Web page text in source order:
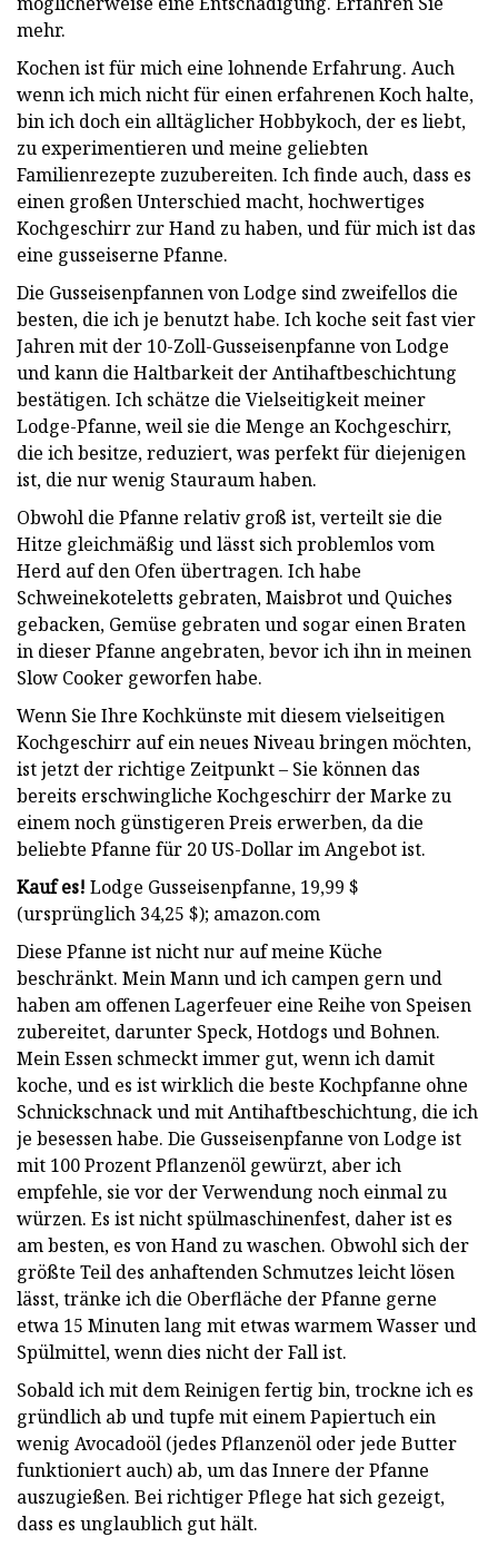
mehr.
Kochen ist für mich eine lohnende Erfahrung. Auch
wenn ich mich nicht für einen erfahrenen Koch halte,
bin ich doch ein alltäglicher Hobbykoch, der es liebt,
zu experimentieren und meine geliebten
Familienrezepte zuzubereiten. Ich finde auch, dass es
einen großen Unterschied macht, hochwertiges
Kochgeschirr zur Hand zu haben, und für mich ist das
eine gusseiserne Pfanne.
Die Gusseisenpfannen von Lodge sind zweifellos die
besten, die ich je benutzt habe. Ich koche seit fast vier
Jahren mit der 10-Zoll-Gusseisenpfanne von Lodge
und kann die Haltbarkeit der Antihaftbeschichtung
bestätigen. Ich schätze die Vielseitigkeit meiner
Lodge-Pfanne, weil sie die Menge an Kochgeschirr,
die ich besitze, reduziert, was perfekt für diejenigen
ist, die nur wenig Stauraum haben.
Obwohl die Pfanne relativ groß ist, verteilt sie die
Hitze gleichmäßig und lässt sich problemlos vom
Herd auf den Ofen übertragen. Ich habe
Schweinekoteletts gebraten, Maisbrot und Quiches
gebacken, Gemüse gebraten und sogar einen Braten
in dieser Pfanne angebraten, bevor ich ihn in meinen
Slow Cooker geworfen habe.
Wenn Sie Ihre Kochkünste mit diesem vielseitigen
Kochgeschirr auf ein neues Niveau bringen möchten,
ist jetzt der richtige Zeitpunkt – Sie können das
bereits erschwingliche Kochgeschirr der Marke zu
einem noch günstigeren Preis erwerben, da die
beliebte Pfanne für 20 US-Dollar im Angebot ist.
Kauf es! Lodge Gusseisenpfanne, 19,99 $
(ursprünglich 34,25 $); amazon.com
Diese Pfanne ist nicht nur auf meine Küche
beschränkt. Mein Mann und ich campen gern und
haben am offenen Lagerfeuer eine Reihe von Speisen
zubereitet, darunter Speck, Hotdogs und Bohnen.
Mein Essen schmeckt immer gut, wenn ich damit
koche, und es ist wirklich die beste Kochpfanne ohne
Schnickschnack und mit Antihaftbeschichtung, die ich
je besessen habe. Die Gusseisenpfanne von Lodge ist
mit 100 Prozent Pflanzenöl gewürzt, aber ich
empfehle, sie vor der Verwendung noch einmal zu
würzen. Es ist nicht spülmaschinenfest, daher ist es
am besten, es von Hand zu waschen. Obwohl sich der
größte Teil des anhaftenden Schmutzes leicht lösen
lässt, tränke ich die Oberfläche der Pfanne gerne
etwa 15 Minuten lang mit etwas warmem Wasser und
Spülmittel, wenn dies nicht der Fall ist.
Sobald ich mit dem Reinigen fertig bin, trockne ich es
gründlich ab und tupfe mit einem Papiertuch ein
wenig Avocadoöl (jedes Pflanzenöl oder jede Butter
funktioniert auch) ab, um das Innere der Pfanne
auszugießen. Bei richtiger Pflege hat sich gezeigt,
dass es unglaublich gut hält.